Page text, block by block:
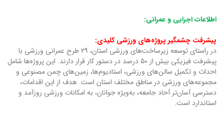
اطلاعات اجرایی و عمرانی:
پیشرفت چشمگیر پروژه‌های ورزشی کلیدی:
در راستای توسعه زیرساخت‌های ورزشی استان، ۲۹ طرح عمرانی ورزشی با
پیشرفت فیزیکی بیش از ۵۰ درصد در دستور کار قرار دارند. این پروژه‌ها شامل
احداث و تکمیل سالن‌های ورزشی، استادیوم‌ها، زمین‌های چمن مصنوعی و
مجموعه‌های ورزشی در مناطق مختلف استان است. هدف از این اقدامات،
دسترسی آسان‌تر آحاد جامعه، به‌ویژه جوانان، به امکانات ورزشی روزآمد و
استاندارد است.